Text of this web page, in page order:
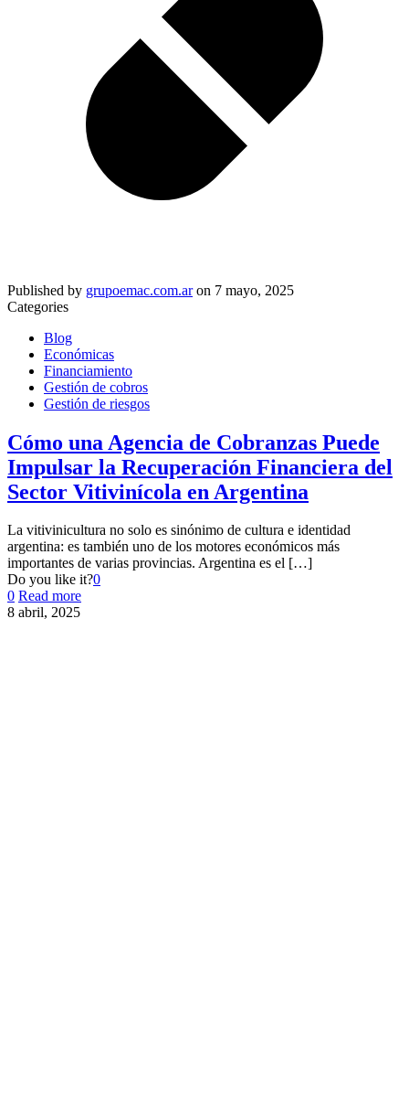
Published by grupoemac.com.ar on 7 mayo, 2025
Categories
Blog
Económicas
Financiamiento
Gestión de cobros
Gestión de riesgos
Cómo una Agencia de Cobranzas Puede
Impulsar la Recuperación Financiera del
Sector Vitivinícola en Argentina
La vitivinicultura no solo es sinónimo de cultura e identidad
argentina: es también uno de los motores económicos más
importantes de varias provincias. Argentina es el […]
Do you like it?0
0 Read more
8 abril, 2025